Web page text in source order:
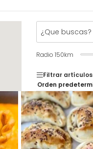
Radio 150km
Filtrar artículos